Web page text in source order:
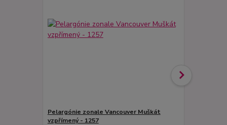
Pelargónie zonale Vancouver Muškát
vzpřímený - 1257